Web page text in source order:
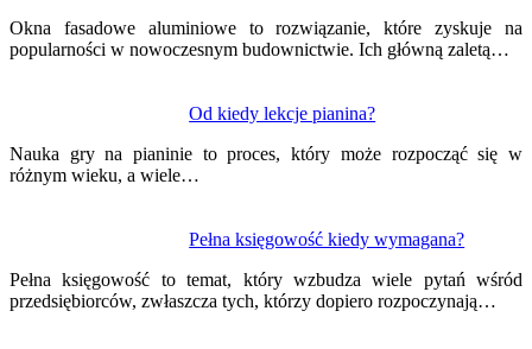
Okna fasadowe aluminiowe to rozwiązanie, które zyskuje na
popularności w nowoczesnym budownictwie. Ich główną zaletą…
Od kiedy lekcje pianina?
Nauka gry na pianinie to proces, który może rozpocząć się w
różnym wieku, a wiele…
Pełna księgowość kiedy wymagana?
Pełna księgowość to temat, który wzbudza wiele pytań wśród
przedsiębiorców, zwłaszcza tych, którzy dopiero rozpoczynają…